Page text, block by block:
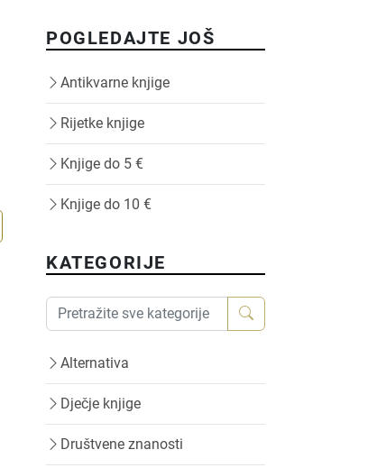
POGLEDAJTE JOŠ
Antikvarne knjige
Rijetke knjige
Knjige do 5 €
Knjige do 10 €
KATEGORIJE
Alternativa
Dječje knjige
Društvene znanosti